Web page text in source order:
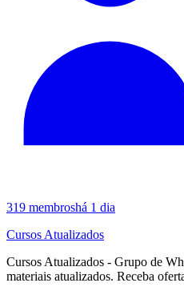
319 membroshá 1 dia
Cursos Atualizados
Cursos Atualizados - Grupo de
materiais atualizados. Receba